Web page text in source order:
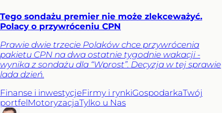
Tego sondażu premier nie może zlekceważyć.
Polacy o przywróceniu CPN
Prawie dwie trzecie Polaków chce przywrócenia
pakietu CPN na dwa ostatnie tygodnie wakacji -
wynika z sondażu dla “Wprost”. Decyzja w tej sprawie
lada dzień.
Finanse i inwestycjeFirmy i rynkiGospodarkaTwój
portfelMotoryzacjaTylko u Nas